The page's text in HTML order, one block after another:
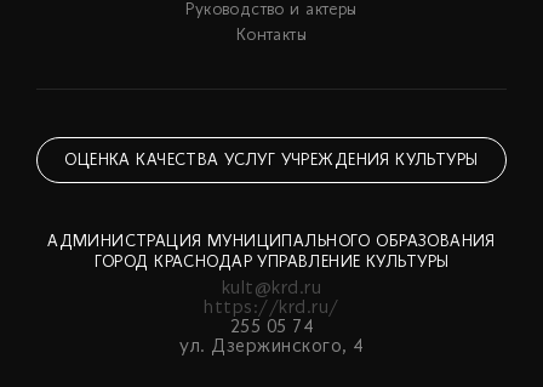
Руководство и актеры
Контакты
ОЦЕНКА КАЧЕСТВА УСЛУГ УЧРЕЖДЕНИЯ КУЛЬТУРЫ
АДМИНИСТРАЦИЯ МУНИЦИПАЛЬНОГО ОБРАЗОВАНИЯ
ГОРОД КРАСНОДАР УПРАВЛЕНИЕ КУЛЬТУРЫ
kult@krd.ru
https://krd.ru/
255 05 74
ул. Дзержинского, 4